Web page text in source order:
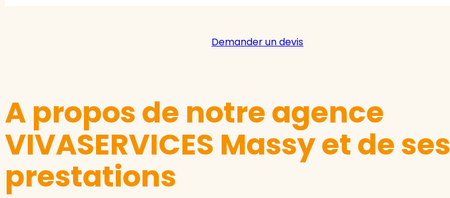
Demander un devis
A propos de notre agence
VIVASERVICES Massy et de ses
prestations